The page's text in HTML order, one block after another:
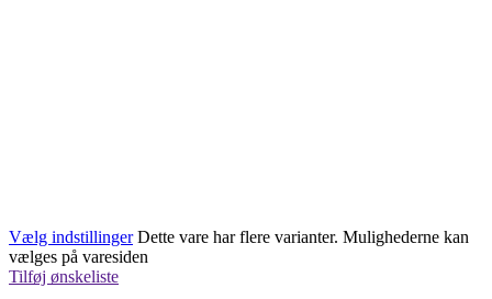
Vælg indstillinger Dette vare har flere varianter. Mulighederne kan
vælges på varesiden
Tilføj ønskeliste